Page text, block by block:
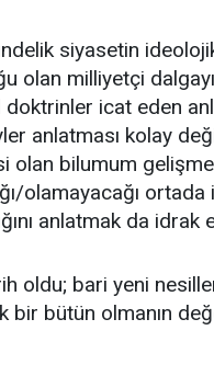
siyasetin
olan milliyetçi
icat eden
anlatması kolay
olan bilumum
olamayacağı
anlatmak da
oldu; bari yeni
bir bütün olmanın